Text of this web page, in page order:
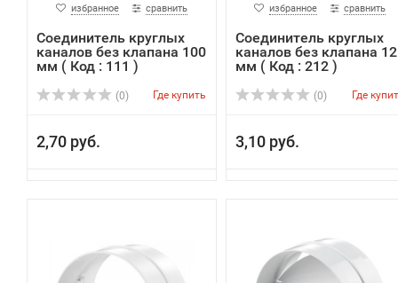
избранное сравнить
Соединитель круглых
каналов без клапана 100
мм ( Код : 111 )
(0) Где купить
2,70 руб.
избранное сравнить
Соединитель круглых
каналов без клапана
мм ( Код : 212 )
(0) Где
3,10 руб.